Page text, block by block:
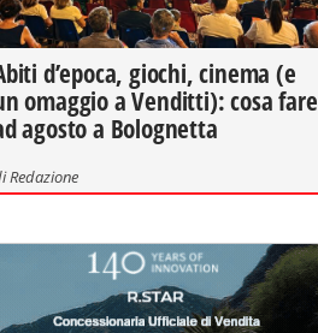
d’epoca, giochi, cinema (e
omaggio a Venditti): cosa fare
agosto a Bolognetta
Redazione